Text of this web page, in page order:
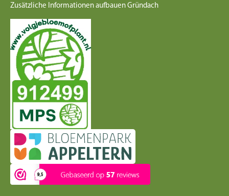
Zusätzliche Informationen aufbauen Gründach